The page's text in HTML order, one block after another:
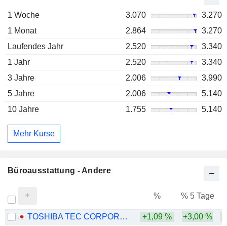
1 Woche 3.070
3.270
1 Monat
2.864
3.270
Laufendes Jahr
2.520
3.340
1 Jahr
2.520
3.340
3 Jahre
2.006
3.990
5 Jahre
2.006
5.140
10 Jahre
1.755 5.140
Mehr Kurse
Büroausstattung - Andere
% % 5 Tage
TOSHIBA TEC CORPORATION +1,09 % +3,00 %